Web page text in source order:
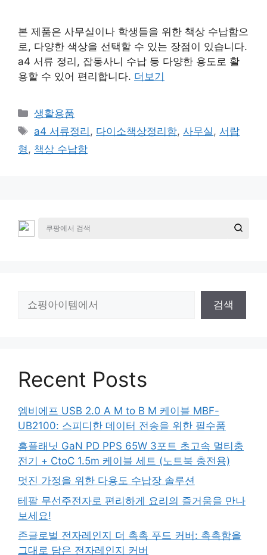
본 제품은 사무실이나 학생들을 위한 책상 수납함으
로, 다양한 색상을 선택할 수 있는 장점이 있습니다.
a4 서류 정리, 잡동사니 수납 등 다양한 용도로 활
용할 수 있어 편리합니다. 더보기
카
테
리
생활용품
태
그
a4 서류정리 , 다이소책상정리함,사무실, 서랍
형, 책상 수납함
검색
Recent Posts
엠비에프 USB 2.0 A M to B M 케이블 MBF-
UB2100: 스피디한 데이터 전송을 위한 필수품
홈플래닛 GaN PD PPS 65W 3포트 초고속 멀티충
전기 + CtoC 1.5m 케이블 세트 (노트북 충전용)
멋진 가정을 위한 다용도 수납장 솔루션
테팔 무선주전자로 편리하게 요리의 즐거움을 만나
보세요!
존글로벌 전자레인지 더 촉촉 푸드 커버: 촉촉함을
그대로 담은 전자레인지 커버